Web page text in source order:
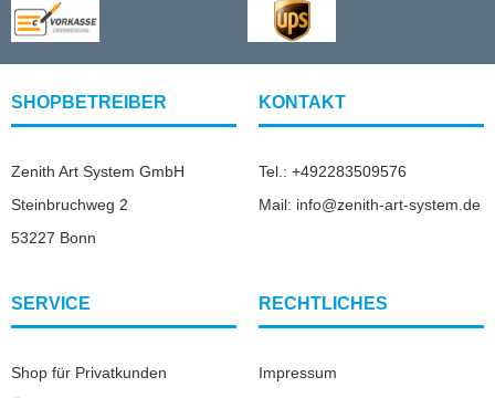
SHOPBETREIBER
Zenith Art System GmbH
Steinbruchweg 2
53227 Bonn
KONTAKT
Tel.: +492283509576
Mail: info@zenith-art-system.de
SERVICE
Shop für Privatkunden
RECHTLICHES
Impressum